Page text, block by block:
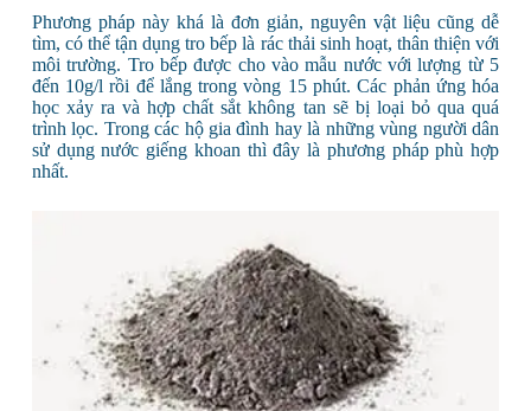
Phương pháp này khá là đơn giản, nguyên vật liệu cũng dễ
tìm, có thể tận dụng tro bếp là rác thải sinh hoạt, thân thiện với
môi trường. Tro bếp được cho vào mẫu nước với lượng từ 5
đến 10g/l rồi để lắng trong vòng 15 phút. Các phản ứng hóa
học xảy ra và hợp chất sắt không tan sẽ bị loại bỏ qua quá
trình lọc. Trong các hộ gia đình hay là những vùng người dân
sử dụng nước giếng khoan thì đây là phương pháp phù hợp
nhất.